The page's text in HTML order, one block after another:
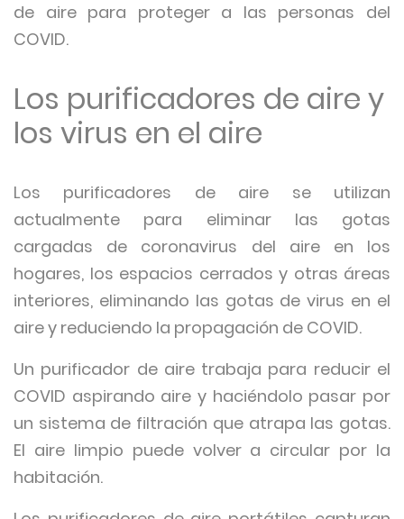
de aire para proteger a las personas del
COVID.
Los purificadores de aire y
los virus en el aire
Los purificadores de aire se utilizan
actualmente para eliminar las gotas
cargadas de coronavirus del aire en los
hogares, los espacios cerrados y otras áreas
interiores, eliminando las gotas de virus en el
aire y reduciendo la propagación de COVID.
Un purificador de aire trabaja para reducir el
COVID aspirando aire y haciéndolo pasar por
un sistema de filtración que atrapa las gotas.
El aire limpio puede volver a circular por la
habitación.